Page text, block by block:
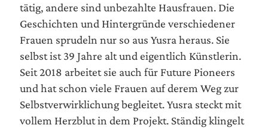
tä­tig, ande­re sind unbe­zahl­te Haus­frau­en. Die
Geschich­ten und Hin­ter­grün­de ver­schie­de­ner
Frau­en spru­deln nur so aus Yus­ra her­aus. Sie
selbst ist 39 Jah­re alt und eigent­lich Künst­le­rin.
Seit 2018 arbei­tet sie auch für Future Pio­neers
und hat schon vie­le Frau­en auf derem Weg zur
Selbst­ver­wirk­li­chung beglei­tet. Yus­ra steckt mit
vol­lem Herz­blut in dem Pro­jekt. Stän­dig klin­gelt